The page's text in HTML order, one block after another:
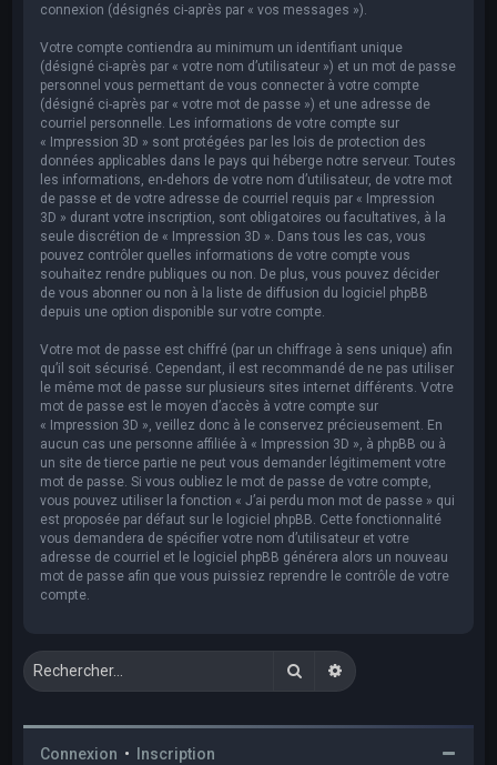
connexion (désignés ci-après par « vos messages »).
Votre compte contiendra au minimum un identifiant unique
(désigné ci-après par « votre nom d’utilisateur ») et un mot de passe
personnel vous permettant de vous connecter à votre compte
(désigné ci-après par « votre mot de passe ») et une adresse de
courriel personnelle. Les informations de votre compte sur
« Impression 3D » sont protégées par les lois de protection des
données applicables dans le pays qui héberge notre serveur. Toutes
les informations, en-dehors de votre nom d’utilisateur, de votre mot
de passe et de votre adresse de courriel requis par « Impression
3D » durant votre inscription, sont obligatoires ou facultatives, à la
seule discrétion de « Impression 3D ». Dans tous les cas, vous
pouvez contrôler quelles informations de votre compte vous
souhaitez rendre publiques ou non. De plus, vous pouvez décider
de vous abonner ou non à la liste de diffusion du logiciel phpBB
depuis une option disponible sur votre compte.
Votre mot de passe est chiffré (par un chiffrage à sens unique) afin
qu’il soit sécurisé. Cependant, il est recommandé de ne pas utiliser
le même mot de passe sur plusieurs sites internet différents. Votre
mot de passe est le moyen d’accès à votre compte sur
« Impression 3D », veillez donc à le conservez précieusement. En
aucun cas une personne affiliée à « Impression 3D », à phpBB ou à
un site de tierce partie ne peut vous demander légitimement votre
mot de passe. Si vous oubliez le mot de passe de votre compte,
vous pouvez utiliser la fonction « J’ai perdu mon mot de passe » qui
est proposée par défaut sur le logiciel phpBB. Cette fonctionnalité
vous demandera de spécifier votre nom d’utilisateur et votre
adresse de courriel et le logiciel phpBB générera alors un nouveau
mot de passe afin que vous puissiez reprendre le contrôle de votre
compte.
RechercherRecherche avancée
Connexion • Inscription